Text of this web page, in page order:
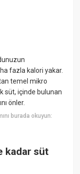
fazla kalori yakar.
temel mikro
süt, içinde bulunan
önler.
burada okuyun:
kadar süt